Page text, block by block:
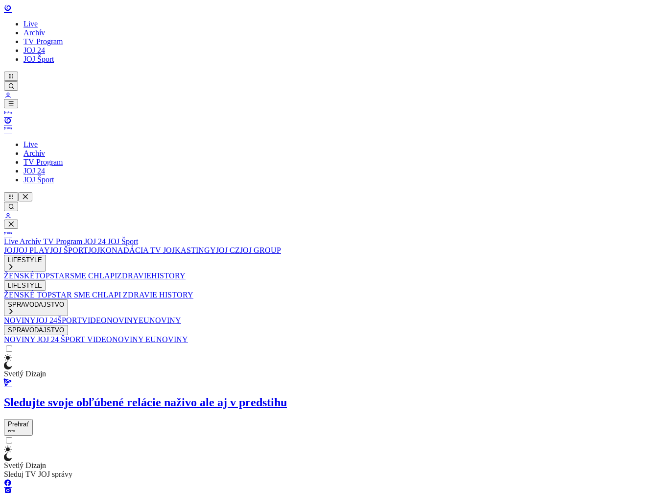
Live
Archív
TV Program
JOJ 24
JOJ Šport
Live
Archív
TV Program
JOJ 24
JOJ Šport
Live Archív TV Program JOJ 24 JOJ Šport
JOJJOJ PLAYJOJ ŠPORTJOJKONADÁCIA TV JOJKASTINGYJOJ CZJOJ GROUP
LIFESTYLE
ŽENSKÉTOPSTARSME CHLAPIZDRAVIEHISTORY
LIFESTYLE
ŽENSKÉ TOPSTAR SME CHLAPI ZDRAVIE HISTORY
SPRAVODAJSTVO
NOVINYJOJ 24ŠPORTVIDEONOVINYEUNOVINY
SPRAVODAJSTVO
NOVINY JOJ 24 ŠPORT VIDEONOVINY EUNOVINY
Svetlý Dizajn
Sledujte svoje obľúbené relácie naživo ale aj v predstihu
Prehrať
Svetlý Dizajn
Sleduj TV JOJ správy